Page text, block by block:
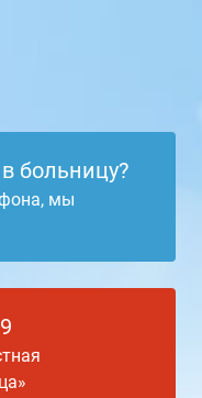
больницу?
мы